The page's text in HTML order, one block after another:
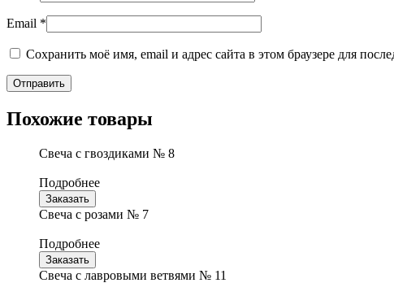
Email *
Сохранить моё имя, email и адрес сайта в этом браузере для
Похожие товары
Свеча с гвоздиками № 8
Подробнее
Заказать
Свеча с розами № 7
Подробнее
Заказать
Свеча с лавровыми ветвями № 11